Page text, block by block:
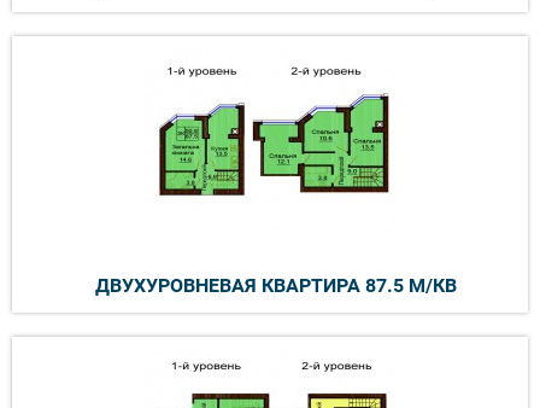
ДВУХУРОВНЕВАЯ КВАРТИРА 87.5 М/КВ